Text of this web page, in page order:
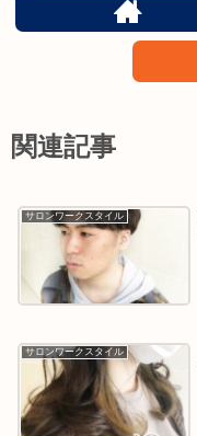
関連記事
サロンワークスタイル
サロンワークスタイル